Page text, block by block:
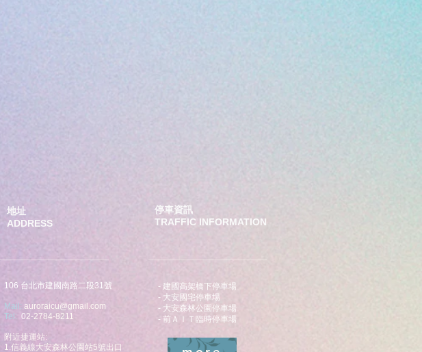
地址
ADDRESS
停車資訊
TRAFFIC INFORMATION
106 台北市建國南路二段31號
Mail: auroraicu@gmail.com
Tel: 02-2784-8211​
附近捷運站:
1.信義線大安森林公園站5號出口
- 建國高架橋下停車場
- 大安國宅停車場
- 大安森林公園停車場
- 前ＡＩＴ臨時停車場